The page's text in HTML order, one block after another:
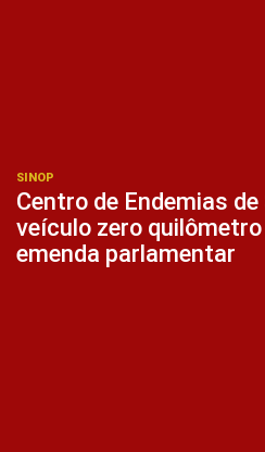
SINOP
Centro de Endemias
veículo zero
emenda parlamentar